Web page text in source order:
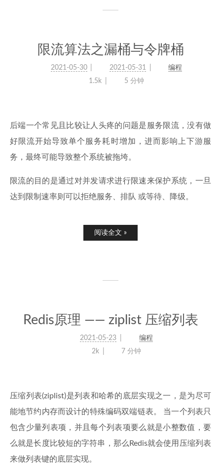
限流算法之漏桶与令牌桶
2021-05-30 2021-05-31
编程
1.5k
5 分钟
后端一个常见且比较让人头疼的问题是服务限流，没有做
好限流开始导致单个服务耗时增加，进而影响上下游服
务，最终可能导致整个系统被拖垮。
限流的目的是通过对并发请求进行限速来保护系统，一旦
达到限制速率则可以拒绝服务、排队 或等待、降级。
阅读全文 »
Redis原理 —— ziplist 压缩列表
2021-05-23
编程
2k
7 分钟
压缩列表(ziplist)是列表和哈希的底层实现之一，是为尽可
能地节约内存而设计的特殊编码双端链表。 当一个列表只
包含少量列表项，并且每个列表项要么就是小整数值，要
么就是长度比较短的字符串，那么Redis就会使用压缩列表
来做列表键的底层实现。